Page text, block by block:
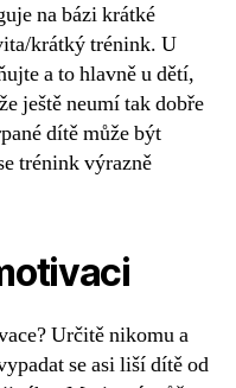
na bázi krátké
krátký trénink. U
a to hlavně u dětí,
ještě neumí tak dobře
dítě může být
trénink výrazně
Určitě nikomu a
se asi liší dítě od